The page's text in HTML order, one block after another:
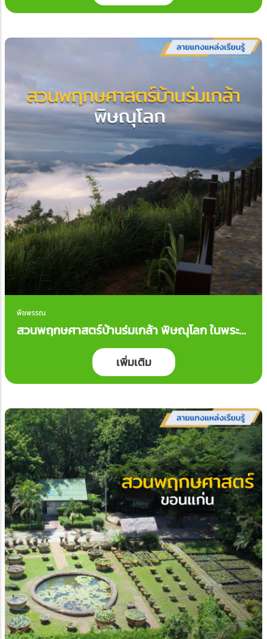
พืชพรรณ
สวนพฤกษศาสตร์บ้านร่มเกล้า พิษณุโลก ในพระ
เพิ่มเติม